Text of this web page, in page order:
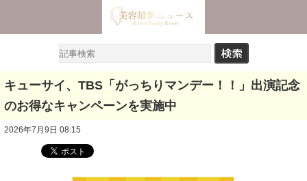
キューサイ、TBS「がっちりマンデー！！」出演記念
のお得なキャンペーンを実施中
2026年7月9日 08:15